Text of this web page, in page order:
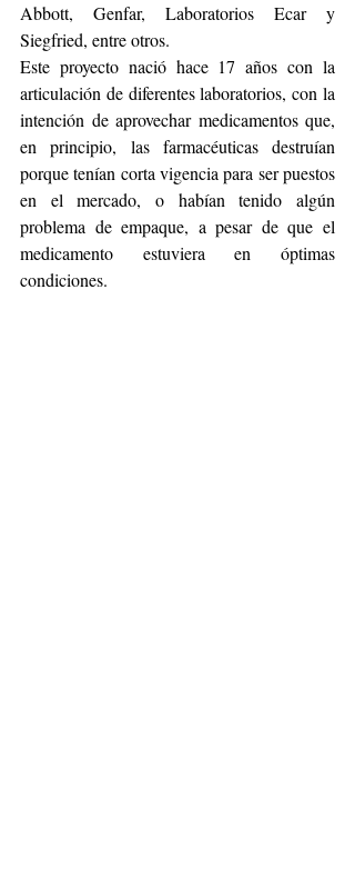
Abbott, Genfar, Laboratorios Ecar y
Siegfried, entre otros.
Este proyecto nació hace 17 años con la
articulación de diferentes laboratorios, con la
intención de aprovechar medicamentos que,
en principio, las farmacéuticas destruían
porque tenían corta vigencia para ser puestos
en el mercado, o habían tenido algún
problema de empaque, a pesar de que el
medicamento estuviera en óptimas
condiciones.